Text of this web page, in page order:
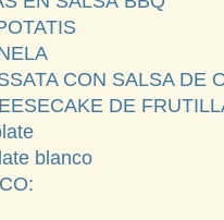
CON SALSA DE
DE
blanco